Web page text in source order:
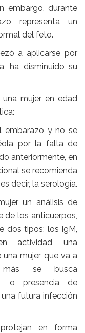
embargo, durante
representa un
del feto.
a aplicarse por
ha disminuido su
mujer en edad
embarazo y no se
por la falta de
anteriormente, en
se recomienda
decir, la serología.
un análisis de
de los anticuerpos,
dos tipos: los IgM,
actividad, una
mujer que va a
se busca
o presencia de
futura infección
en forma